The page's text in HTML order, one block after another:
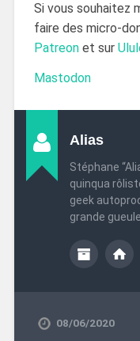
Si vous souhaitez
faire des micro-
Patreonet sur
Mastodon
Alias
Stéphane
quinqua
geek
grande
08/06/2020